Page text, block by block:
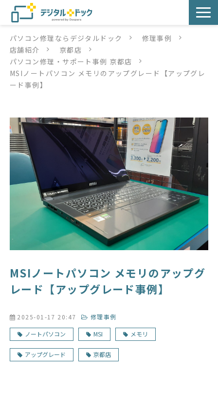
パソコン修理
サービス
店舗紹介
デジタルドックブログ
パソコン修理ならデジタルドック
修理事例
店舗紹介
京都店
パソコン修理・サポート事例 京都店
MSIノートパソコン メモリのアップグレード【アップグレ
ード事例】
MSIノートパソコン メモリのアップグ
レード【アップグレード事例】
2025-01-17 20:47 修理事例
ノートパソコン MSI メモリ
アップグレード 京都店